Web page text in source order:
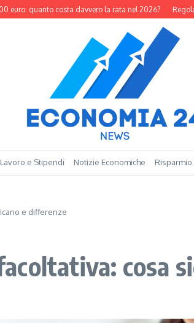
quanto costa davvero la rata nel 2026? Regola
Lavoro e Stipendi Notizie Economiche
e differenze
cosa